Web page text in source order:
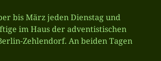
bis März jeden Dienstag und
im Haus der adventistischen
Zehlendorf. An beiden Tagen